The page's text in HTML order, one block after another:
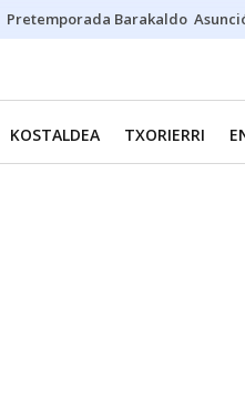
Pretemporada Barakaldo
KOSTALDEA TXORIERRI